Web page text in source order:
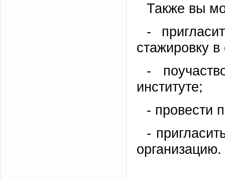
Также вы
-
стажировку
-
институте;
- провести
-
организацию.